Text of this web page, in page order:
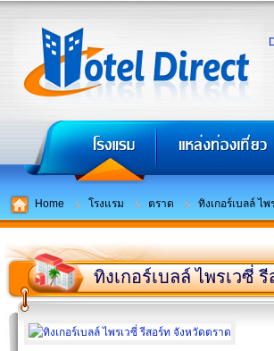
Home โรงแรม ตราด ทิงเกอร์เบลล์ ไพ
ทิงเกอร์เบลล์ ไพรเวซี่